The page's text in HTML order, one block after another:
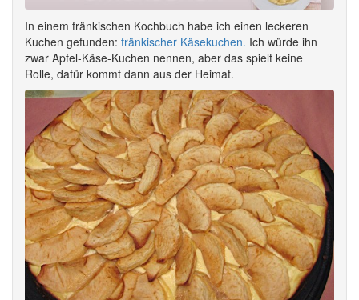
In einem fränkischen Kochbuch habe ich einen leckeren
Kuchen gefunden: fränkischer Käsekuchen. Ich würde ihn
zwar Apfel-Käse-Kuchen nennen, aber das spielt keine
Rolle, dafür kommt dann aus der Heimat.